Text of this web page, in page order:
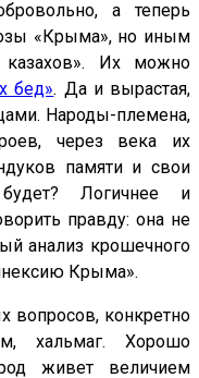
а теперь
«Крыма», но иным
казахов». Их можно
бед». Да и вырастая,
Народы-племена,
через века их
памяти и свои
Логичнее и
правду: она не
анализ крошечного
Крыма».
вопросов, конкретно
хальмаг. Хорошо
живет величием